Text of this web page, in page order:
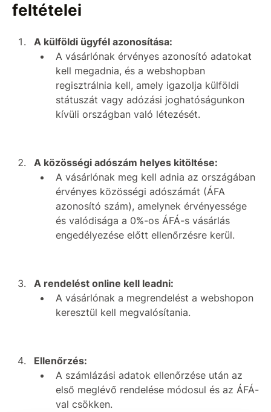
feltételei
A külföldi ügyfél azonosítása:
A vásárlónak érvényes azonosító adatokat
kell megadnia, és a webshopban
regisztrálnia kell, amely igazolja külföldi
státuszát vagy adózási joghatóságunkon
kívüli országban való létezését.
A közösségi adószám helyes kitöltése:
A vásárlónak meg kell adnia az országában
érvényes közösségi adószámát (ÁFA
azonosító szám), amelynek érvényessége
és valódisága a 0%-os ÁFÁ-s vásárlás
engedélyezése előtt ellenőrzésre kerül.
A rendelést online kell leadni:
A vásárlónak a megrendelést a webshopon
keresztül kell megvalósítania.
Ellenőrzés:
​​​​A számlázási adatok ellenőrzése után az
első meglévő rendelése módosul és az ÁFÁ-
val csökken.